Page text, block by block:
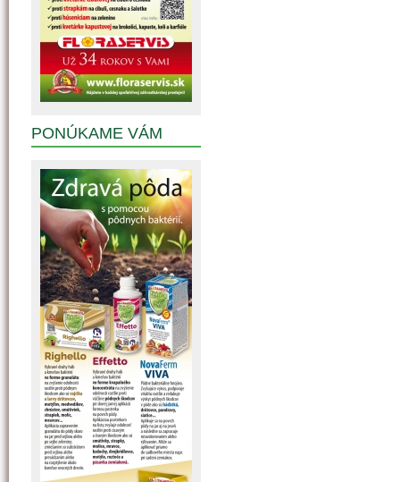
PONÚKAME VÁM